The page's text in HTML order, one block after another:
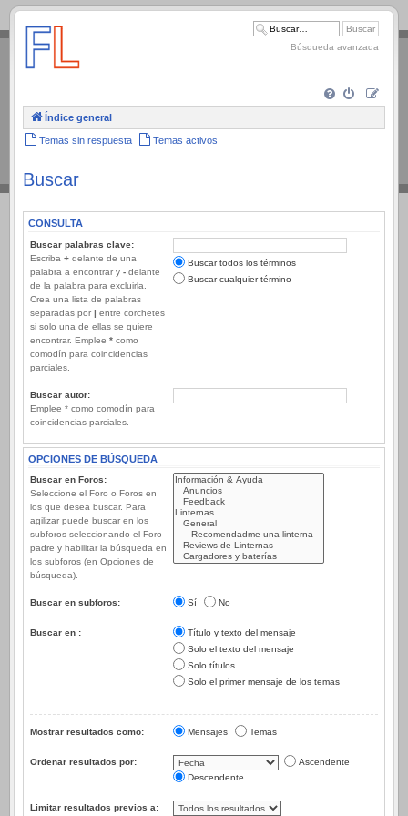
.
Búsqueda avanzada
Índice general
Temas sin respuesta Temas activos
Buscar
CONSULTA
Buscar palabras clave:
Escriba + delante de una
palabra a encontrar y - delante
de la palabra para excluirla.
Crea una lista de palabras
separadas por | entre corchetes
si solo una de ellas se quiere
encontrar. Emplee * como
comodín para coincidencias
parciales.
Buscar todos los términos
Buscar cualquier término
Buscar autor:
Emplee * como comodín para
coincidencias parciales.
OPCIONES DE BÚSQUEDA
Buscar en Foros:
Seleccione el Foro o Foros en
los que desea buscar. Para
agilizar puede buscar en los
subforos seleccionando el Foro
padre y habilitar la búsqueda en
los subforos (en Opciones de
búsqueda).
Buscar en subforos: Sí No
Buscar en :
Título y texto del mensaje
Solo el texto del mensaje
Solo títulos
Solo el primer mensaje de los temas
Mostrar resultados como: Mensajes Temas
Ordenar resultados por:
Ascendente
Descendente
Limitar resultados previos a: